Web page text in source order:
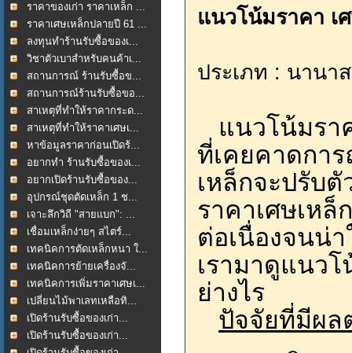
ราคาของเก่า ราคาเหล็ก ...
ราคาเศษเหล็กปลายปี 61 ...
ลงทุนทำร้านรับซื้อของเ...
วิชาตัวเบาสำหรับคนค้าเ...
สถานการณ์ ร้านรับซื้อข...
สถานการณ์ร้านรับซื้อขอ...
สาเหตุที่ทำให้ราคากระด...
สาเหตุที่ทำให้ราคาเศษเ...
หาข้อมูลราคาก่อนเปิดร้...
อยากทำ ร้านรับซื้อของเ...
อยากเปิดร้านรับซื้อของ...
อุปกรณ์ชุดตัดเหล็ก 1 ช...
เจาะลึกวิถี "สายแบก": ...
เชื่อมเหล็กง่ายๆ สไตร์...
เทคนิคการตัดเหล็กหนา ใ...
เทคนิคการย้ายเครื่องจั...
เทคนิคการเพิ่มราคาเศษเ...
เปลี่ยนไม้พาเลทเหลือทิ...
เปิดร้านรับซื้อของเก่า...
เปิดร้านรับซื้อของเก่า...
แนวโน้มราคา เ
ประเภท : นานา
แนวโน้มรา
ที่เคยคาดกา
เหล็กจะปรับ
ราคาเศษเห
ต่อเนื่องจนน่
เรามาดูแนว
ย่างไร
ปัจจัยที่มีผล